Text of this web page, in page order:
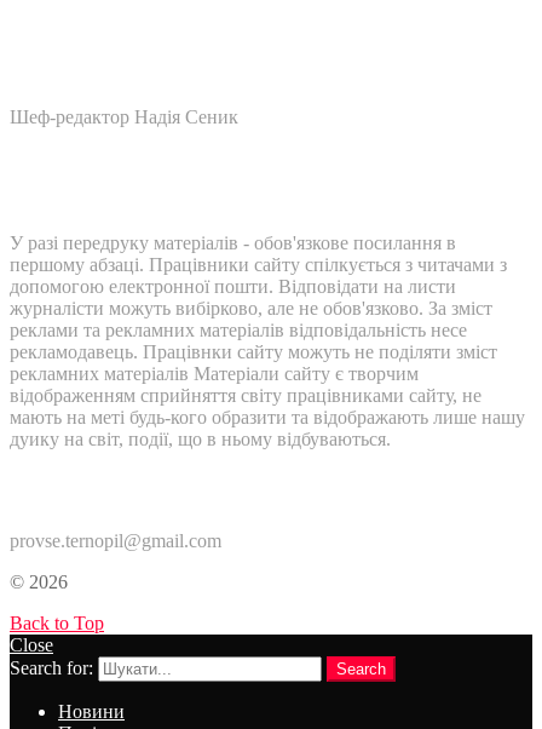
Шеф-редактор Надія Сеник
У разі передруку матеріалів - обов'язкове посилання в
першому абзаці. Працівники сайту спілкується з читачами з
допомогою електронної пошти. Відповідати на листи
журналісти можуть вибірково, але не обов'язково. За зміст
реклами та рекламних матеріалів відповідальність несе
рекламодавець. Працівнки сайту можуть не поділяти зміст
рекламних матеріалів Матеріали сайту є творчим
відображенням сприйняття світу працівниками сайту, не
мають на меті будь-кого образити та відображають лише нашу
дуику на світ, події, що в ньому відбуваються.
provse.ternopil@gmail.com
© 2026
Back to Top
Close
Search for:
Search
Новини